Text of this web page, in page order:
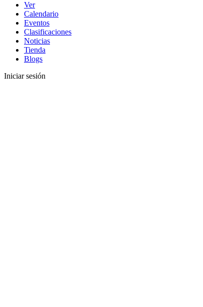
Ver
Calendario
Eventos
Clasificaciones
Noticias
Tienda
Blogs
Iniciar sesión